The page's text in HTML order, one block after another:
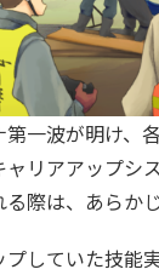
第一波が明け、
ャリアアップシ
る際は、あらか
プしていた技能